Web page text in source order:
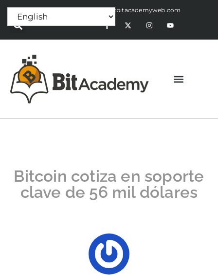
Press Release:alex@bitacademyweb.com
Bitcoin cotiza en soporte
clave de 56 mil dólares